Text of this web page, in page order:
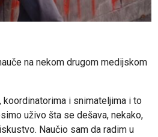
na nekom drugom medijskom
koordinatorima i snimateljima i to
uživo šta se dešava, nekako,
Naučio sam da radim u